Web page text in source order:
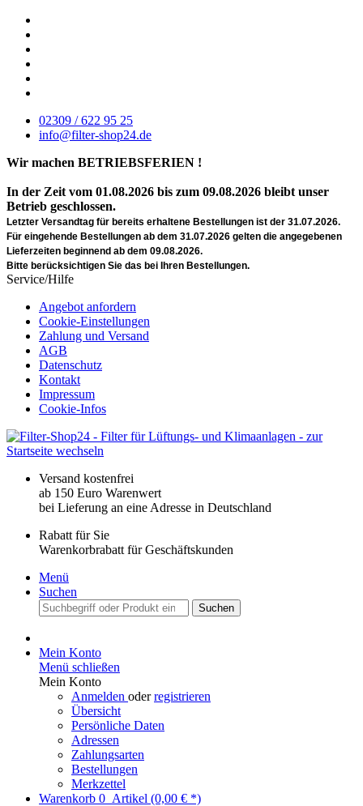
02309 / 622 95 25
info@filter-shop24.de
Wir machen BETRIEBSFERIEN !
In der Zeit vom 01.08.2026 bis zum 09.08.2026 bleibt unser
Betrieb geschlossen.
Letzter Versandtag für bereits erhaltene Bestellungen ist der 31.07.2026.
Für eingehende Bestellungen ab dem 31.07.2026 gelten die angegebenen
Lieferzeiten beginnend ab dem 09.08.2026.
Bitte berücksichtigen Sie das bei Ihren Bestellungen.
Service/Hilfe
Angebot anfordern
Cookie-Einstellungen
Zahlung und Versand
AGB
Datenschutz
Kontakt
Impressum
Cookie-Infos
Versand kostenfrei
ab 150 Euro Warenwert
bei Lieferung an eine Adresse in Deutschland
Rabatt für Sie
Warenkorbrabatt für Geschäftskunden
Menü
Suchen
Suchen
Mein Konto
Menü schließen
Mein Konto
Anmelden oderregistrieren
Übersicht
Persönliche Daten
Adressen
Zahlungsarten
Bestellungen
Merkzettel
Warenkorb 0 Artikel (0,00 € *)